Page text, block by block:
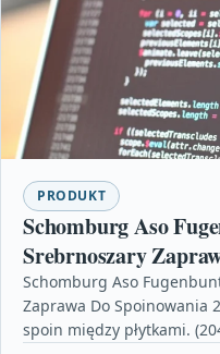
PRODUKT
Schomburg Aso
Srebrnoszary
Schomburg Aso
Zaprawa Do Spoinowania
spoin między płytkami.